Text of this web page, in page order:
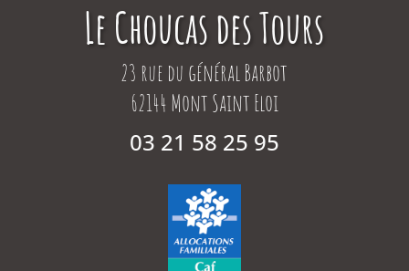
Le Choucas des Tours
23 rue du général Barbot
62144 Mont Saint Eloi
03 21 58 25 95